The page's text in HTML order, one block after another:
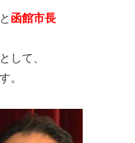
と 函館市長
して、
。